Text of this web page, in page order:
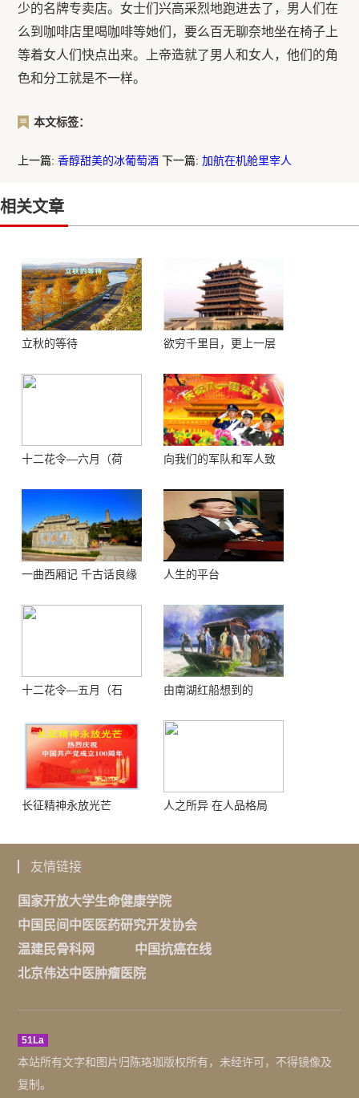
少的名牌专卖店。女士们兴高采烈地跑进去了，男人们在
么到咖啡店里喝咖啡等她们，要么百无聊奈地坐在椅子上
等着女人们快点出来。上帝造就了男人和女人，他们的角
色和分工就是不一样。
本文标签：
上一篇:香醇甜美的冰葡萄酒 下一篇:加航在机舱里宰人
相关文章
立秋的等待
欲穷千里目，更上一层
十二花令—六月（荷
向我们的军队和军人致
一曲西厢记 千古话良缘 人生的平台
十二花令—五月（石
由南湖红船想到的
长征精神永放光芒 人之所异 在人品格局
友情链接
国家开放大学生命健康学院
中国民间中医医药研究开发协会
温建民骨科网
中国抗癌在线
北京伟达中医肿瘤医院
51La
本站所有文字和图片归陈珞珈版权所有，未经许可，不得镜像及
复制。